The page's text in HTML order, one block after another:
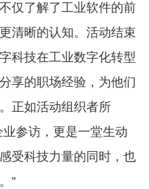
仅了解了工业软件的前
清晰的认知。活动结束
科技在工业数字化转型
享的职场经验，为他们
正如活动组织者所
参访，更是一堂生动
受科技力量的同时，也
”